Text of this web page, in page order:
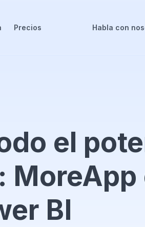
Precios Habla con
el
MoreApp
BI